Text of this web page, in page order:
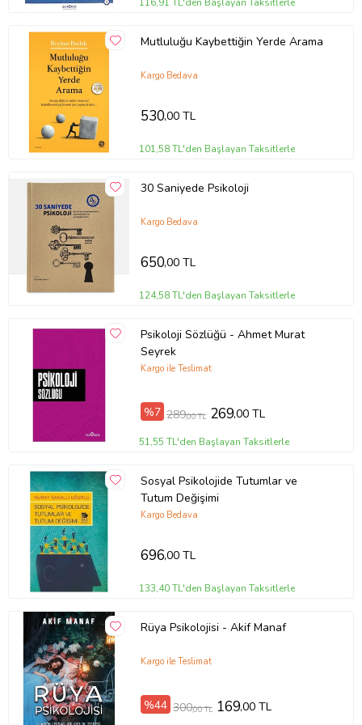
Tanıtım Metni
Baskı Boyutu13,00 x 19,50 cm
Baskı Sayısı 1. Baskı
Baskı Tarihi
Ekim 2020
Çevirmen
Daria J. Kuss & Mark D. Griffiths
Cilt Tipi
Ciltsiz
Sayfa Sayısı 160
Türkçe
Yazar
Daria J. Kuss & Mark D. Griffiths
Ürün Kodu:kcm99502440
116,91 TL'den Başlayan Taksitlerle
Mutluluğu Kaybettiğin Yerde Arama
Kargo Bedava
530,00 TL
101,58 TL'den Başlayan Taksitlerle
30 Saniyede Psikoloji
Kargo Bedava
650,00 TL
124,58 TL'den Başlayan Taksitlerle
Psikoloji Sözlüğü - Ahmet Murat
Seyrek
Kargo ile Teslimat
%7 289,00 TL 269,00 TL
51,55 TL'den Başlayan Taksitlerle
Sosyal Psikolojide Tutumlar ve
Tutum Değişimi
Kargo Bedava
696,00 TL
133,40 TL'den Başlayan Taksitlerle
Rüya Psikolojisi - Akif Manaf
Kargo ile Teslimat
%44 300,00 TL 169,00 TL